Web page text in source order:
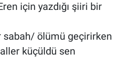
için yazdığı şiiri bir
sabah/ ölümü geçirirken
küçüldü sen